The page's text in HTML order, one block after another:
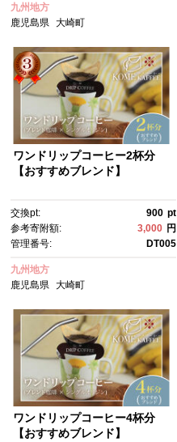
九州地方
鹿児島県
大崎町
ワンドリップコーヒー2杯分
【おすすめブレンド】
交換pt: 900 pt
参考寄附額:
3,000 円
管理番号:
DT005
九州地方
鹿児島県
大崎町
ワンドリップコーヒー4杯分
【おすすめブレンド】